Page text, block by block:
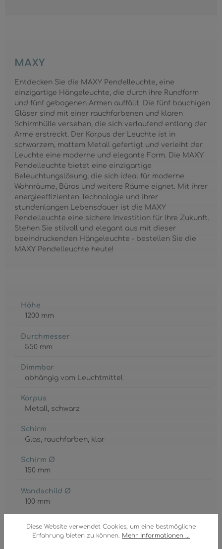
Diese Website verwendet Cookies, um eine bestmögliche
Erfahrung bieten zu können. Mehr Informationen ...
MAXY
Entdecken Sie die MAXY Pendelleuchte, eine
einzigartige Hängeleuchte, die durch ihre Rundform
und fünf gebogenen Armen auffällt. Die fünf bauchigen
Gläser sind mit einer rauchfarbenen und klaren
Schirmhülle versehen, die sich verlaufend entlang der
Arme erstreckt. Der Korpus der Leuchte ist in
schwarzem, mattem Metall gefertigt und verleiht der
Leuchte eine moderne und elegante Form. Die MAXY
Pendelleuchte bietet eine einzigartige
Beleuchtungslösung, die sich ideal für moderne
Wohnräume, Büros und weitere Räume eignet. Mit ihrer
energieeffizienten Technologie und ihrer
stundenlangen Lebensdauer ist die MAXY
Pendelleuchte eine sichere Investition für Ihre Zukunft.
Stehen Sie stilvoll und elegant aus mit dieser
beeindruckenden Hängeleuchte - bestellen Sie die
MAXY Pendelleuchte heute!
Höhe
1200 mm
Durchmesser
550 mm
Dimmbar
abhängig vom Leuchtmittel
Korpus
Metall , schwarz
Schirm
Glas, rauchfarben, klar
Schirm Ø
150 mm
Wandschild Ø
100 mm
9007371474189